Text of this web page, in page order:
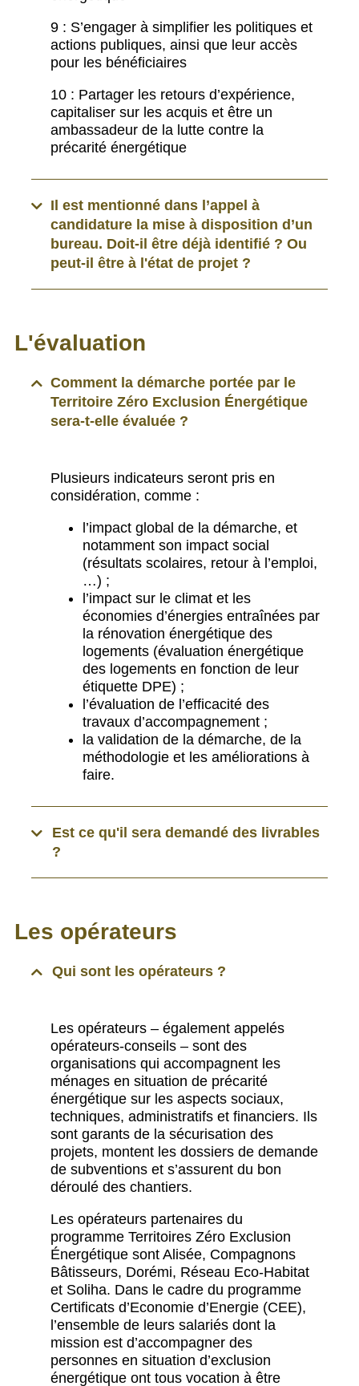
9 : S’engager à simplifier les politiques et
actions publiques, ainsi que leur accès
pour les bénéficiaires
10 : Partager les retours d’expérience,
capitaliser sur les acquis et être un
ambassadeur de la lutte contre la
précarité énergétique
Il est mentionné dans l’appel à
candidature la mise à disposition d’un
bureau. Doit-il être déjà identifié ? Ou
peut-il être à l'état de projet ?
L'évaluation
Comment la démarche portée par le
Territoire Zéro Exclusion Énergétique
sera-t-elle évaluée ?
Plusieurs indicateurs seront pris en
considération, comme :
l’impact global de la démarche, et
notamment son impact social
(résultats scolaires, retour à l’emploi,
…) ;
l’impact sur le climat et les
économies d’énergies entraînées par
la rénovation énergétique des
logements (évaluation énergétique
des logements en fonction de leur
étiquette DPE) ;
l’évaluation de l’efficacité des
travaux d’accompagnement ;
la validation de la démarche, de la
méthodologie et les améliorations à
faire.
Est ce qu'il sera demandé des livrables
?
Les opérateurs
Qui sont les opérateurs ?
Les opérateurs – également appelés
opérateurs-conseils – sont des
organisations qui accompagnent les
ménages en situation de précarité
énergétique sur les aspects sociaux,
techniques, administratifs et financiers. Ils
sont garants de la sécurisation des
projets, montent les dossiers de demande
de subventions et s’assurent du bon
déroulé des chantiers.
Les opérateurs partenaires du
programme Territoires Zéro Exclusion
Énergétique sont Alisée, Compagnons
Bâtisseurs, Dorémi, Réseau Eco-Habitat
et Soliha. Dans le cadre du programme
Certificats d’Economie d’Energie (CEE),
l’ensemble de leurs salariés dont la
mission est d’accompagner des
personnes en situation d’exclusion
énergétique ont tous vocation à être